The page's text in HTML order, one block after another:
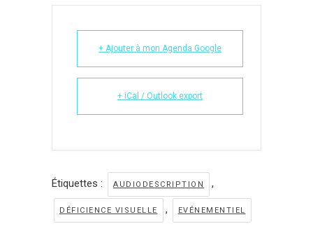
+ Ajouter à mon Agenda Google
+ iCal / Outlook export
Étiquettes : AUDIODESCRIPTION ,
DÉFICIENCE VISUELLE , EVÉNEMENTIEL